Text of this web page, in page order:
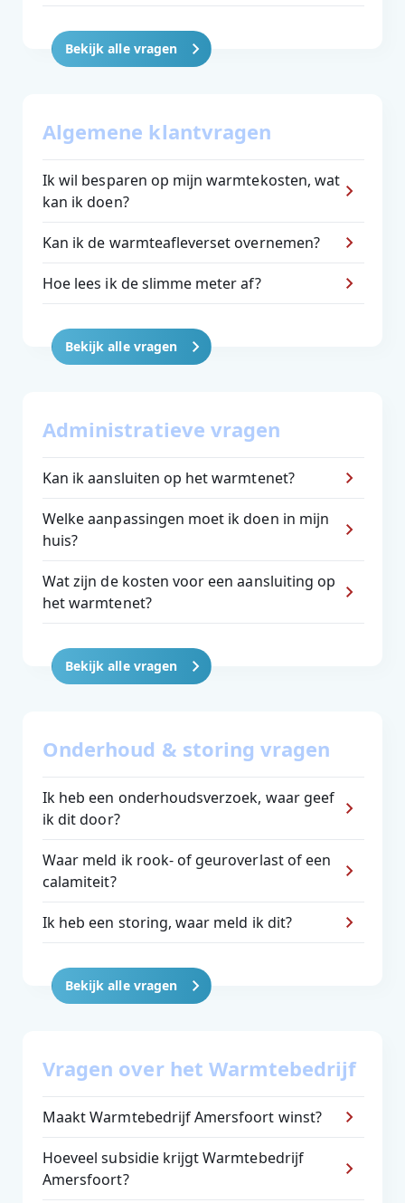
Bekijk alle vragen
Algemene klantvragen
Ik wil besparen op mijn warmtekosten, wat
kan ik doen?
Kan ik de warmteafleverset overnemen?
Hoe lees ik de slimme meter af?
Bekijk alle vragen
Administratieve vragen
Kan ik aansluiten op het warmtenet?
Welke aanpassingen moet ik doen in mijn
huis?
Wat zijn de kosten voor een aansluiting op
het warmtenet?
Bekijk alle vragen
Onderhoud & storing vragen
Ik heb een onderhoudsverzoek, waar geef
ik dit door?
Waar meld ik rook- of geuroverlast of een
calamiteit?
Ik heb een storing, waar meld ik dit?
Bekijk alle vragen
Vragen over het Warmtebedrijf
Maakt Warmtebedrijf Amersfoort winst?
Hoeveel subsidie krijgt Warmtebedrijf
Amersfoort?